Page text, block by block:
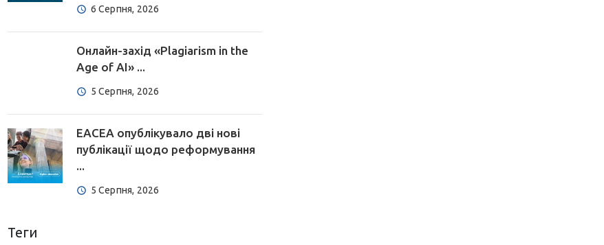
6 Серпня, 2026
Онлайн-захід «Plagiarism in the
Age of AI» ...
5 Серпня, 2026
EACEA опублікувало дві нові
публікації щодо реформування
...
5 Серпня, 2026
Теги